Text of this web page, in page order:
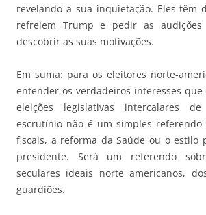
revelando a sua inquietação. Eles têm
refreiem Trump e pedir as audições
descobrir as suas motivações.
Em suma: para os eleitores norte-
entender os verdadeiros interesses que
eleições legislativas intercalares
escrutínio não é um simples referendo
fiscais, a reforma da Saúde ou o estilo
presidente. Será um referendo
seculares ideais norte americanos,
guardiões.